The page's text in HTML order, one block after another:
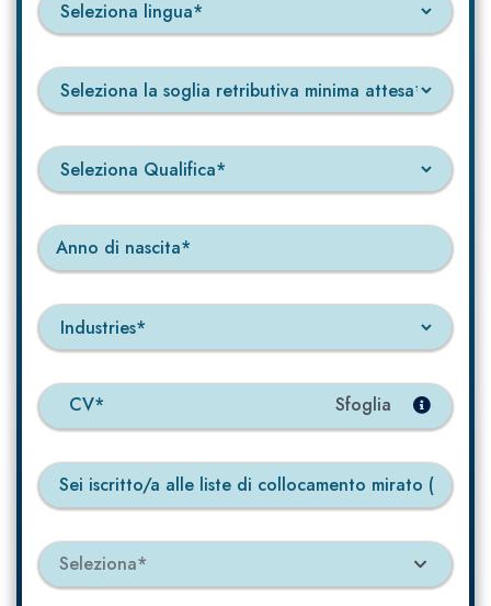
CV*
Sei iscritto/a alle liste di collocamento mirato (L.
Seleziona*